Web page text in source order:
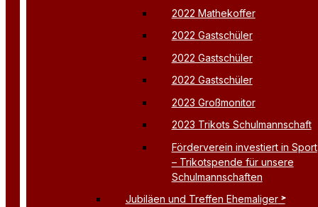
2022 Mathekoffer
2022 Gastschüler
2022 Gastschüler
2022 Gastschüler
2023 Großmonitor
2023 Trikots Schulmannschaft
Förderverein investiert in Sport
– Trikotspende für unsere
Schulmannschaften
Jubiläen und Treffen Ehemaliger